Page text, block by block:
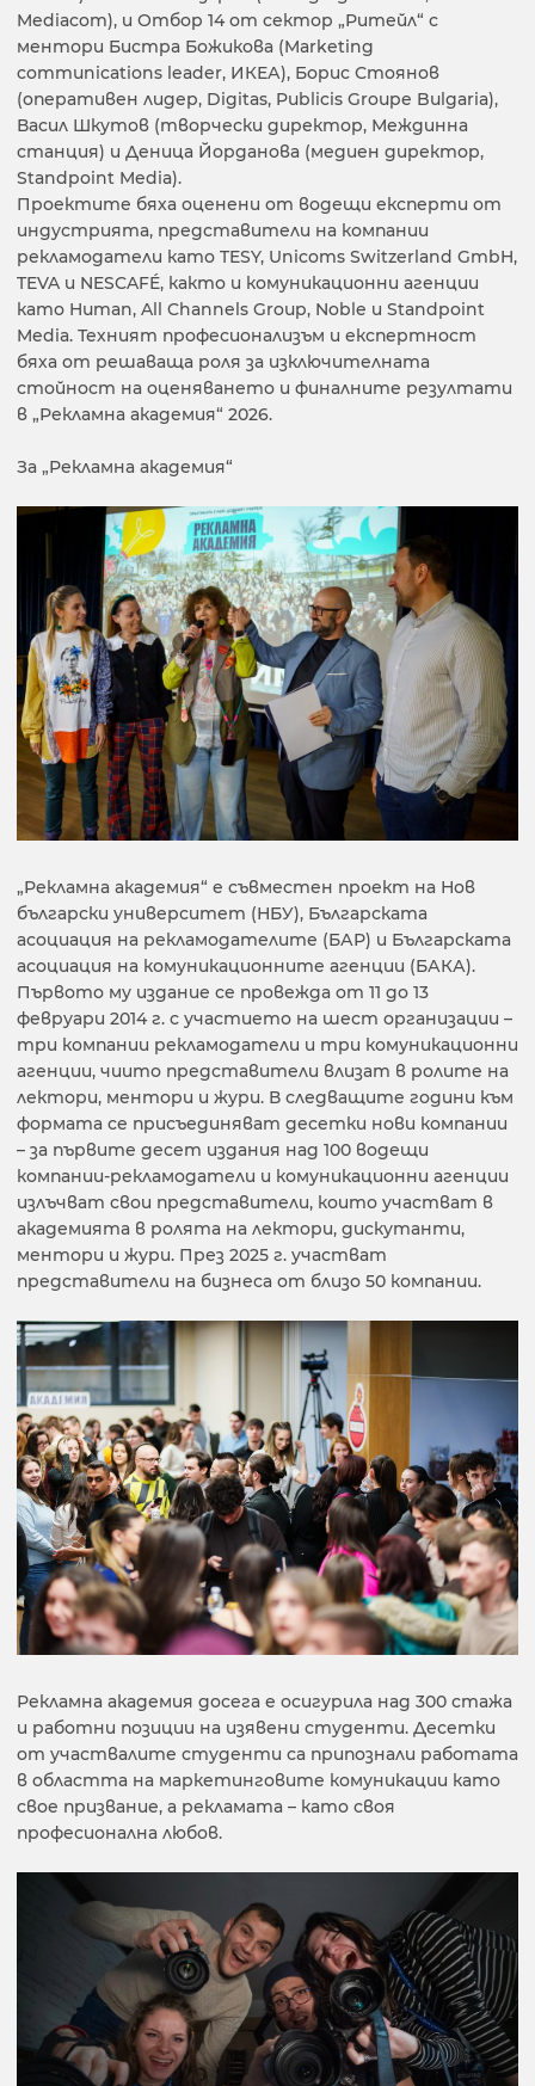
Mediacom), и Отбор 14 от сектор „Ритейл“ с
ментори Бистра Божикова (Marketing
communications leader, ИКЕА), Борис Стоянов
(оперативен лидер, Digitas, Publicis Groupe Bulgaria),
Васил Шкутов (творчески директор, Междинна
станция) и Деница Йорданова (медиен директор,
Standpoint Media).
Проектите бяха оценени от водещи експерти от
индустрията, представители на компании
рекламодатели като TESY, Unicoms Switzerland GmbH,
TEVA и NESCAFÉ, както и комуникационни агенции
като Human, All Channels Group, Noble и Standpoint
Media. Техният професионализъм и експертност
бяха от решаваща роля за изключителната
стойност на оценяването и финалните резултати
в „Рекламна академия“ 2026.
За „Рекламна академия“
„Рекламна академия“ е съвместен проект на Нов
български университет (НБУ), Българската
асоциация на рекламодателите (БАР) и Българската
асоциация на комуникационните агенции (БАКА).
Първото му издание се провежда от 11 до 13
февруари 2014 г. с участието на шест организации –
три компании рекламодатели и три комуникационни
агенции, чиито представители влизат в ролите на
лектори, ментори и жури. В следващите години към
формата се присъединяват десетки нови компании
– за първите десет издания над 100 водещи
компании-рекламодатели и комуникационни агенции
излъчват свои представители, които участват в
академията в ролята на лектори, дискутанти,
ментори и жури. През 2025 г. участват
представители на бизнеса от близо 50 компании.
Рекламна академия досега е осигурила над 300 стажа
и работни позиции на изявени студенти. Десетки
от участвалите студенти са припознали работата
в областта на маркетинговите комуникации като
свое призвание, а рекламата – като своя
професионална любов.